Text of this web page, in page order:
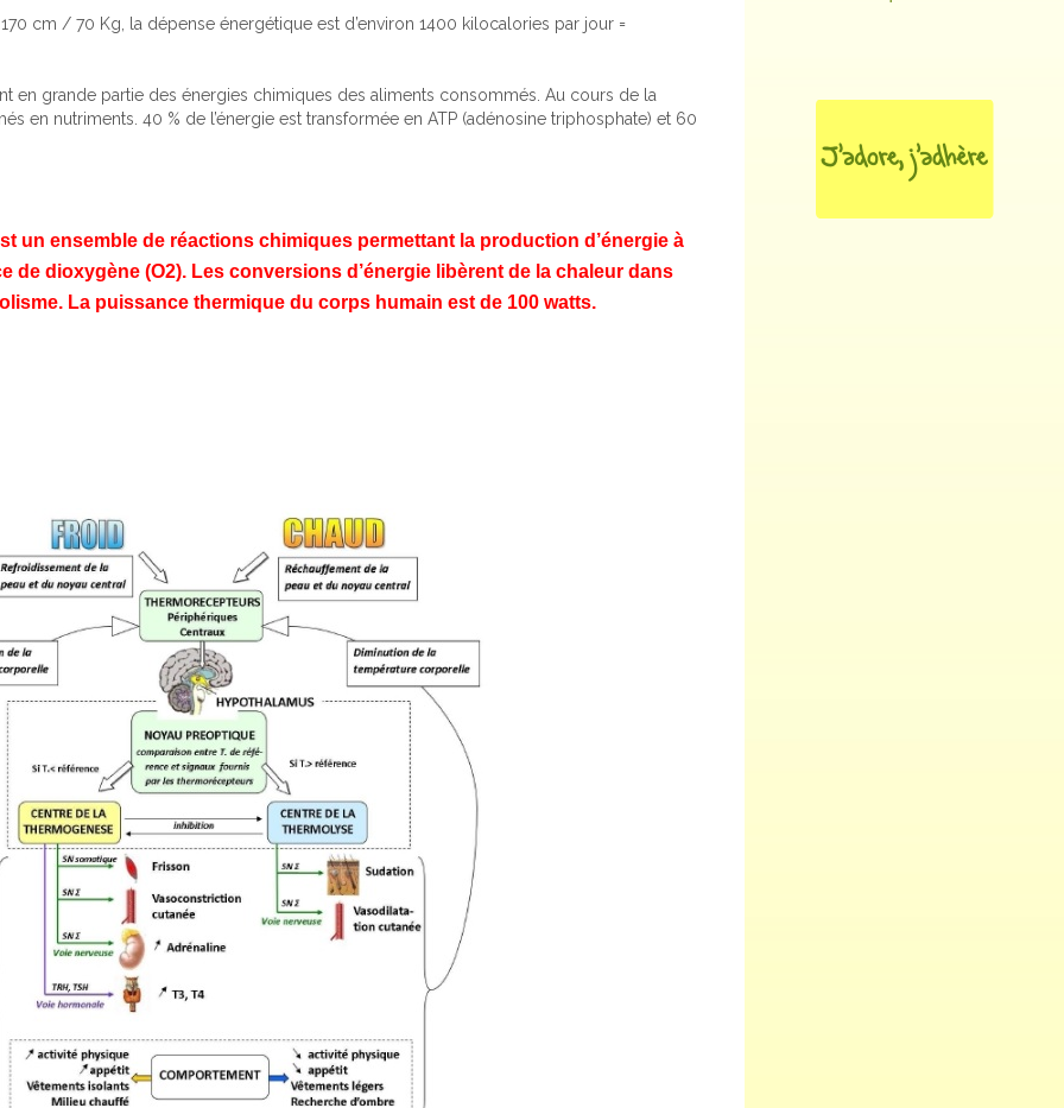
cm / 70 Kg, la dépense énergétique est d’environ 1400 kilocalories par jour =
en grande partie des énergies chimiques des aliments consommés. Au cours de la
en nutriments. 40 % de l’énergie est transformée en ATP (adénosine triphosphate) et 60
un ensemble de réactions chimiques permettant la production d’énergie à
de dioxygène (O2). Les conversions d’énergie libèrent de la chaleur dans
La puissance thermique du corps humain est de 100 watts.